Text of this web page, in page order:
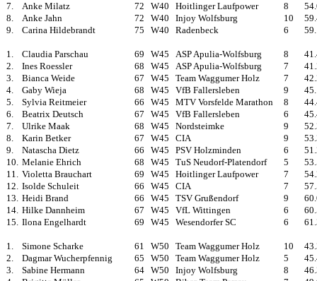
7.
Anke Milatz 72 W40 Hoitlinger Laufpower 8
8.
Anke Jahn 72 W40 Injoy Wolfsburg 10
9.
Carina Hildebrandt 75 W40 Radenbeck 6
1. Claudia Parschau 69 W45 ASP Apulia-Wolfsburg 8
2.
Ines Roessler 68 W45 ASP Apulia-Wolfsburg 7
3.
Bianca Weide 67 W45 Team Waggumer Holz 7
4.
Gaby Wieja 68 W45 VfB Fallersleben 9
5.
Sylvia Reitmeier 66 W45 MTV Vorsfelde Marathon 8
6.
Beatrix Deutsch 67 W45 VfB Fallersleben 6
7.
Ulrike Maak 68 W45 Nordsteimke 9
8.
Karin Betker 67 W45 CIA 9
9.
Natascha Dietz 66 W45 PSV Holzminden 6
10. Melanie Ehrich 68 W45 TuS Neudorf-Platendorf 5
11. Violetta Brauchart 69 W45 Hoitlinger Laufpower 7
12. Isolde Schuleit 66 W45 CIA 7
13. Heidi Brand 66 W45 TSV Grußendorf 9
14. Hilke Dannheim 67 W45 VfL Wittingen 6
15. Ilona Engelhardt 69 W45 Wesendorfer SC 6
1. Simone Scharke 61 W50 Team Waggumer Holz 10
2.
Dagmar Wucherpfennig 65 W50 Team Waggumer Holz 5
3.
Sabine Hermann 64 W50 Injoy Wolfsburg 8